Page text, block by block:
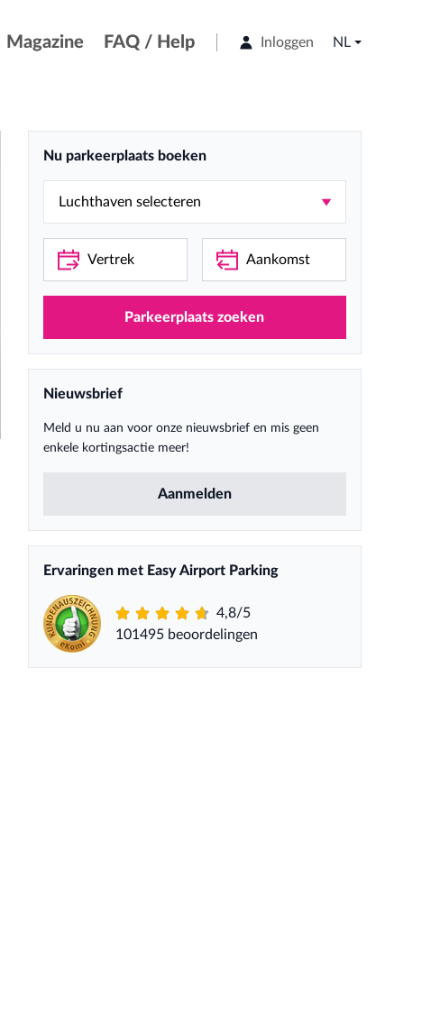
Magazine FAQ / Help Inloggen NL
Nu parkeerplaats boeken
Parkeerplaats zoeken
Nieuwsbrief
Meld u nu aan voor onze nieuwsbrief en mis geen
enkele kortingsactie meer!
Aanmelden
Ervaringen met Easy Airport Parking
4,8/5
101495 beoordelingen